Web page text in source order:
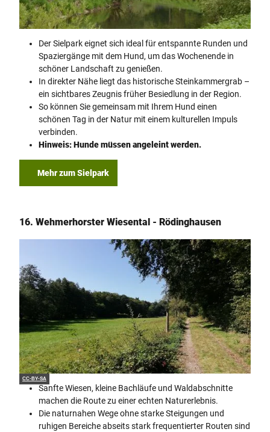
Sielpark (c) K. Quest
Der Sielpark eignet sich ideal für entspannte Runden und
Spaziergänge mit dem Hund, um das Wochenende in
schöner Landschaft zu genießen.
In direkter Nähe liegt das historische Steinkammergrab –
ein sichtbares Zeugnis früher Besiedlung in der Region.
So können Sie gemeinsam mit Ihrem Hund einen
schönen Tag in der Natur mit einem kulturellen Impuls
verbinden.
Hinweis: Hunde müssen angeleint werden.
Mehr zum Sielpark
16. Wehmerhorster Wiesental - Rödinghausen
CC-BY-SA
Sanfte Wiesen, kleine Bachläufe und Waldabschnitte
machen die Route zu einer echten Naturerlebnis.
Die naturnahen Wege ohne starke Steigungen und
ruhigen Bereiche abseits stark frequentierter Routen sind